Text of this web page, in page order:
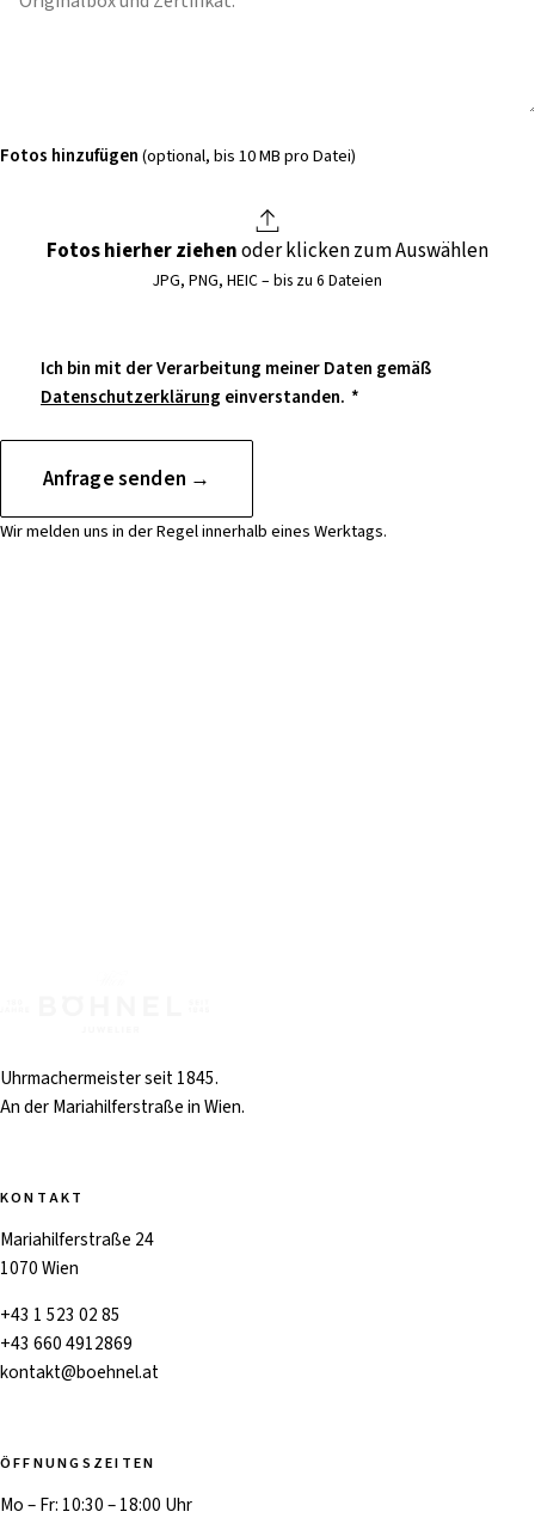
Fotos hinzufügen(optional, bis 10 MB pro Datei)
Fotos hierher ziehenoder klicken zum Auswählen
JPG, PNG, HEIC – bis zu 6 Dateien
Ich bin mit der Verarbeitung meiner Daten gemäß
Datenschutzerklärung einverstanden. *
Anfrage senden →
Wir melden uns in der Regel innerhalb eines Werktags.
Uhrmachermeister seit 1845.
An der Mariahilferstraße in Wien.
KONTAKT
Mariahilferstraße 24
1070 Wien
+43 1 523 02 85
+43 660 4912869
kontakt@boehnel.at
ÖFFNUNGSZEITEN
Mo – Fr: 10:30 – 18:00 Uhr